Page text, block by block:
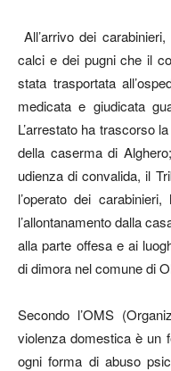
All’arrivo dei
calci e dei pugni che il
stata trasportata
medicata e giudicata
L’arrestato ha trascorso
della caserma di
udienza di convalida, il
l’operato dei
l’allontanamento dalla
alla parte offesa e ai
di dimora nel comune di
Secondo l’OMS
violenza domestica è un
ogni forma di abuso